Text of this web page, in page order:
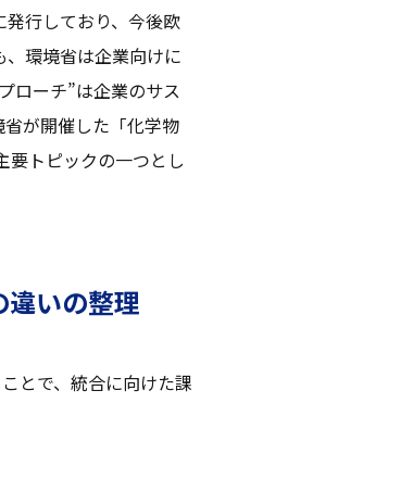
行しており、今後欧
、環境省は企業向けに
ローチ”は企業のサス
が開催した「化学物
要トピックの一つとし
いの整理
とで、統合に向けた課